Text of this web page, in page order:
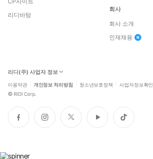
리디바탕
회사
회사 소개
인재채용
리디(주) 사업자 정보
이용약관 개인정보 처리방침 청소년보호정책 사업자정보확인
© RIDI Corp.
페
이
인
스
트
위
유
튜
틱
톡